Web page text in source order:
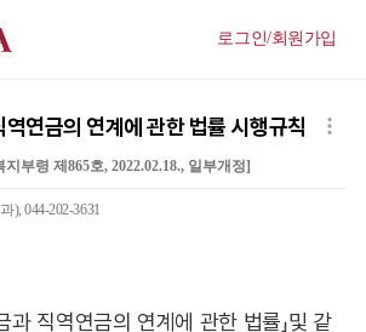
로그인/회원가입
연금의 연계에 관한 법률 시행규칙
부령 제865호, 2022.02.18., 일부개정]
), 044-202-3631
과 직역연금의 연계에 관한 법률」및 같